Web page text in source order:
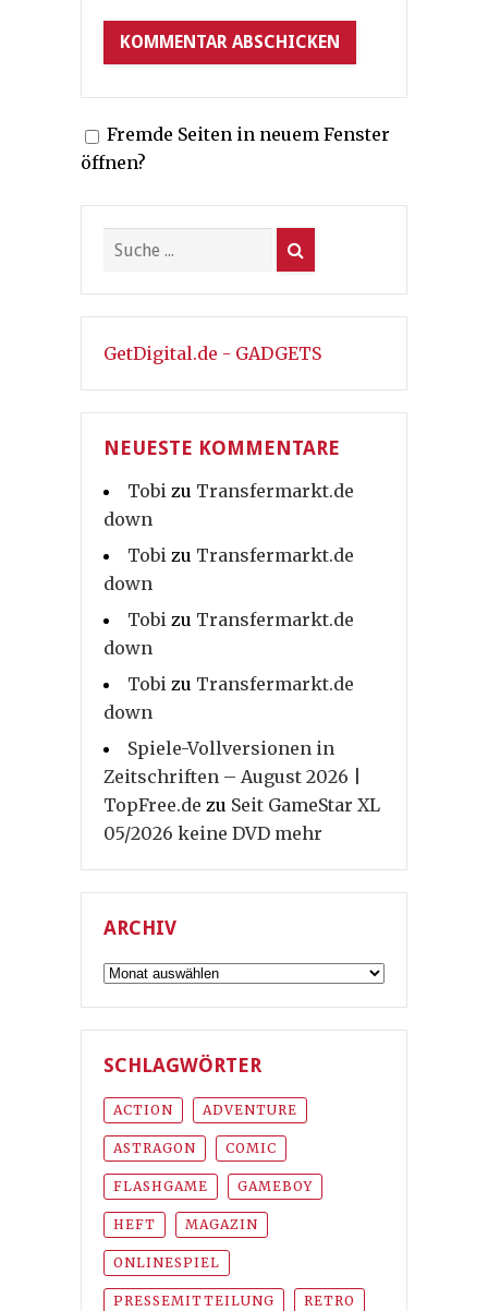
Fremde Seiten in neuem Fenster
öffnen?
GetDigital.de - GADGETS
NEUESTE KOMMENTARE
Tobi zu Transfermarkt.de
down
Tobi zu Transfermarkt.de
down
Tobi zu Transfermarkt.de
down
Tobi zu Transfermarkt.de
down
Spiele-Vollversionen in
Zeitschriften – August 2026 |
TopFree.de zu Seit GameStar XL
05/2026 keine DVD mehr
ARCHIV
Archiv
SCHLAGWÖRTER
ACTION ADVENTURE
ASTRAGON COMIC
FLASHGAME GAMEBOY
HEFT MAGAZIN
ONLINESPIEL
PRESSEMITTEILUNG RETRO